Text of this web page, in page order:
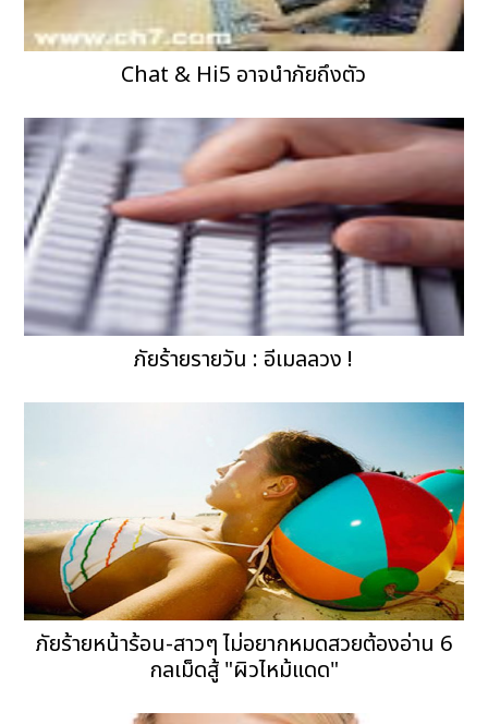
Chat & Hi5 อาจนำภัยถึงตัว
ภัยร้ายรายวัน : อีเมลลวง !
ภัยร้ายหน้าร้อน-สาวๆ ไม่อยากหมดสวยต้องอ่าน 6
กลเม็ดสู้ "ผิวไหม้แดด"